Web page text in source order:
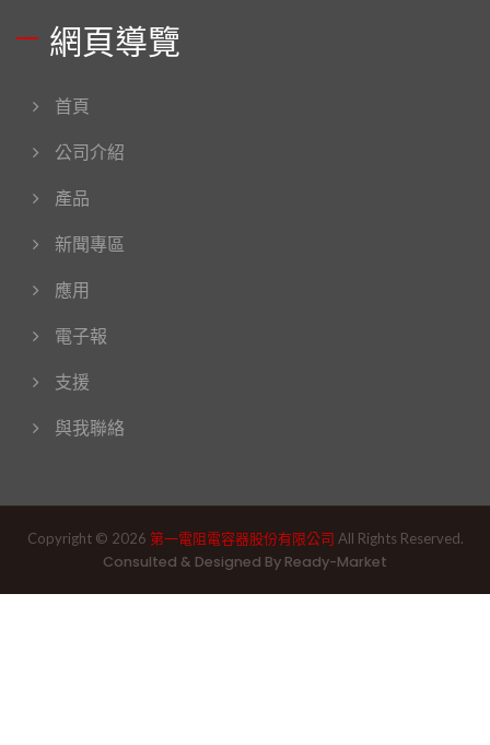
網頁導覽
首頁
公司介紹
產品
新聞專區
應用
電子報
支援
與我聯絡
Copyright © 2026 第一電阻電容器股份有限公司 All Rights Reserved.
Consulted & Designed By Ready-Market